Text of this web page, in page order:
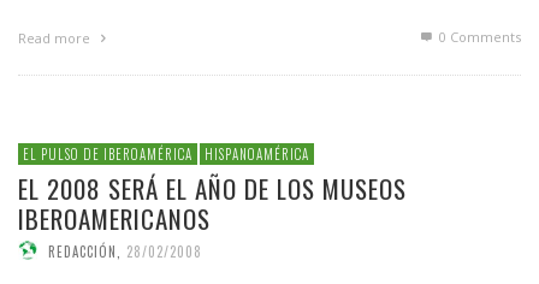
Read more 0 Comments
EL PULSO DE IBEROAMÉRICA HISPANOAMÉRICA
EL 2008 SERÁ EL AÑO DE LOS MUSEOS
IBEROAMERICANOS
REDACCIÓN 28/02/2008